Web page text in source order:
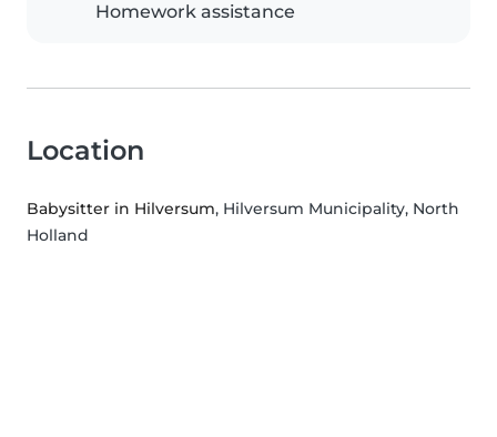
Homework assistance
Location
Babysitter in Hilversum, Hilversum Municipality, North
Holland